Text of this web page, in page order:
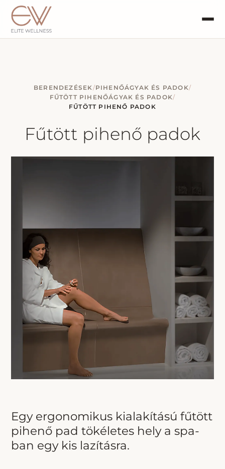
BERENDEZÉSEK/PIHENŐÁGYAK ÉS PADOK/
FŰTÖTT PIHENŐÁGYAK ÉS PADOK/
FŰTÖTT PIHENŐ PADOK
Fűtött pihenő padok
Egy ergonomikus kialakítású fűtött
pihenő pad tökéletes hely a spa-
ban egy kis lazításra.